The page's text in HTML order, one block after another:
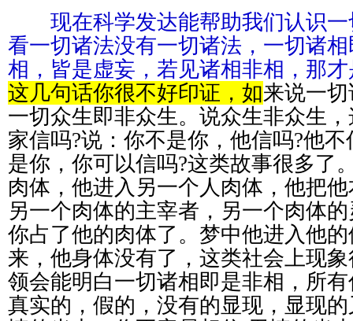
现在科学发达能帮助我们认识一
看一切诸法没有一切诸法，一切诸
相，皆是虚妄，若见诸相非相，那
这几句话你很不好印证，如来说一
一切众生即非众生。说众生非众生
家信吗?说：你不是你，他信吗?他
是你，你可以信吗?这类故事很多了
肉体，他进入另一个人肉体，他把
另一个肉体的主宰者，另一个肉体
你占了他的肉体了。梦中他进入他
来，他身体没有了，这类社会上现
领会能明白一切诸相即是非相，所
真实的，假的，没有的显现，显现